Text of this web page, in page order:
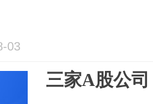
03
三家A股公